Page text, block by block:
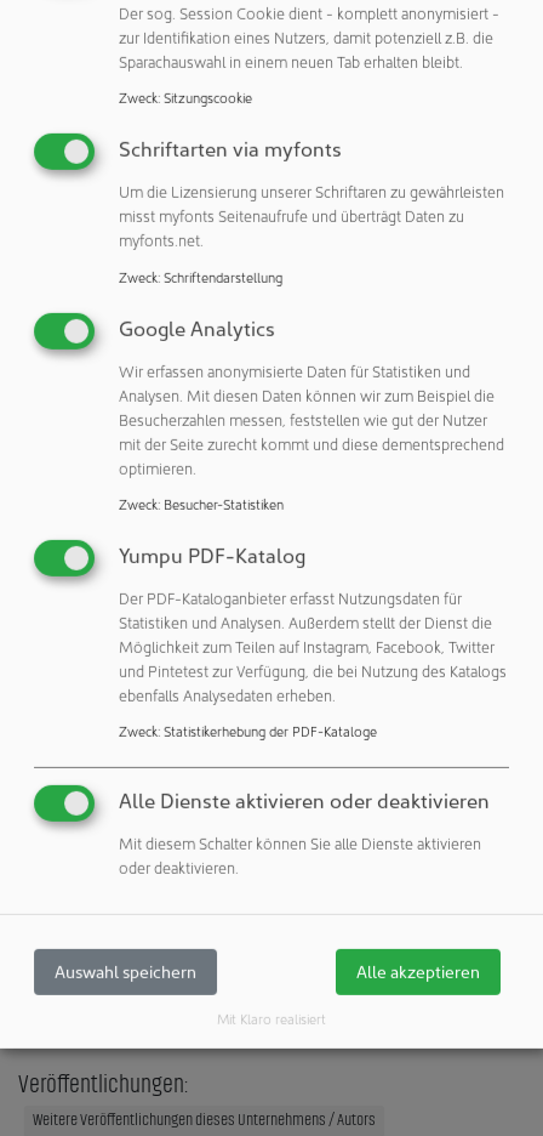
Bereiche. Neben dem Finanz- und Rechnungswesen war
er bereits für Risikomanagement, Versicherungswesen und
das Controlling zur Steuerung der Geschäftsprozesse
verantwortlich. Titus Ottinger ist seit 2004 bei Vetter tätig.
Carsten Press komplettiert das neue Geschäftsführungs-
Team. Er verantwortet die Bereiche Supply Chain
Management und Human Resources. Bisher war er als
Senior Vice President Global Sales Organization & Supply
Chain Management für die globale Vertriebs- und Supply
und Marketing zuständig. Carsten Press ist seit 2009 im
Unternehmen.
Thomas Otto und Peter Sölkner setzen ihre erfolgreiche
Führungsverantwortung im Unternehmen fort. Unter ihrer
Leitung hat sich Vetter extrem dynamisch entwickelt.
Thomas Otto verantwortet wie bisher die Bereiche
Projektmanagement. Er ist seit 2002 Geschäftsführer.
Peter Sölkner, seit 2008 in der Geschäftsführung tätig, setzt
seinen Fokus weiterhin auf die Unternehmensentwicklung
und den globalen Vertrieb.
Vetter trägt mit der Erweiterung der Geschäftsführung
der einzelnen Bereiche für die weitere erfolgreiche
Entwicklung Rechnung und unterstreicht die Rolle des
Familienunternehmens als wachsendes, globales
Unternehmen.
Vetter Pharma International GmbH
88212 Ravensburg
Veröffentlichungen:
Weitere Veröffentlichungen dieses Unternehmens / Autors
Der sog. Session Cookie dient - komplett anonymisiert -
zur Identifikation eines Nutzers, damit potenziell z.B. die
Sparachauswahl in einem neuen Tab erhalten bleibt.
Zweck: Sitzungscookie
Schriftarten via myfonts
Um die Lizensierung unserer Schriftaren zu gewährleisten
misst myfonts Seitenaufrufe und überträgt Daten zu
myfonts.net.
Zweck: Schriftendarstellung
Google Analytics
Wir erfassen anonymisierte Daten für Statistiken und
Analysen. Mit diesen Daten können wir zum Beispiel die
Besucherzahlen messen, feststellen wie gut der Nutzer
mit der Seite zurecht kommt und diese dementsprechend
optimieren.
Zweck: Besucher-Statistiken
Yumpu PDF-Katalog
Der PDF-Kataloganbieter erfasst Nutzungsdaten für
Statistiken und Analysen. Außerdem stellt der Dienst die
Möglichkeit zum Teilen auf Instagram, Facebook, Twitter
und Pintetest zur Verfügung, die bei Nutzung des Katalogs
ebenfalls Analysedaten erheben.
Zweck: Statistikerhebung der PDF-Kataloge
Alle Dienste aktivieren oder deaktivieren
Mit diesem Schalter können Sie alle Dienste aktivieren
oder deaktivieren.
Auswahl speichern Alle akzeptieren
Mit Klaro realisiert